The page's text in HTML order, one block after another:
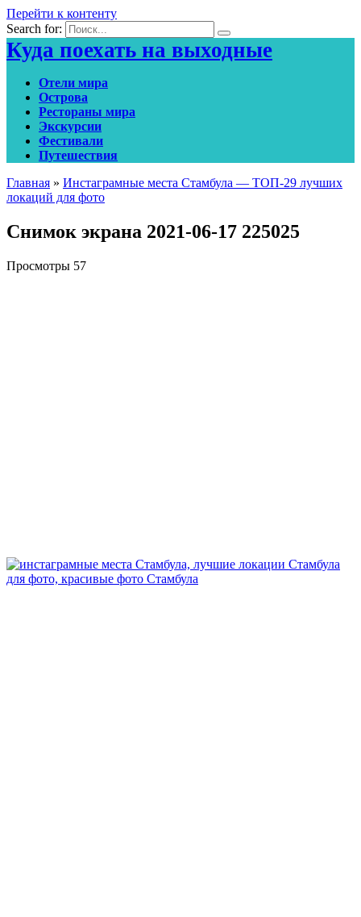
Перейти к контенту
Search for:
Куда поехать на выходные
Отели мира
Острова
Рестораны мира
Экскурсии
Фестивали
Путешествия
Главная » Инстаграмные места Стамбула — ТОП-29 лучших
локаций для фото
Снимок экрана 2021-06-17 225025
Просмотры 57